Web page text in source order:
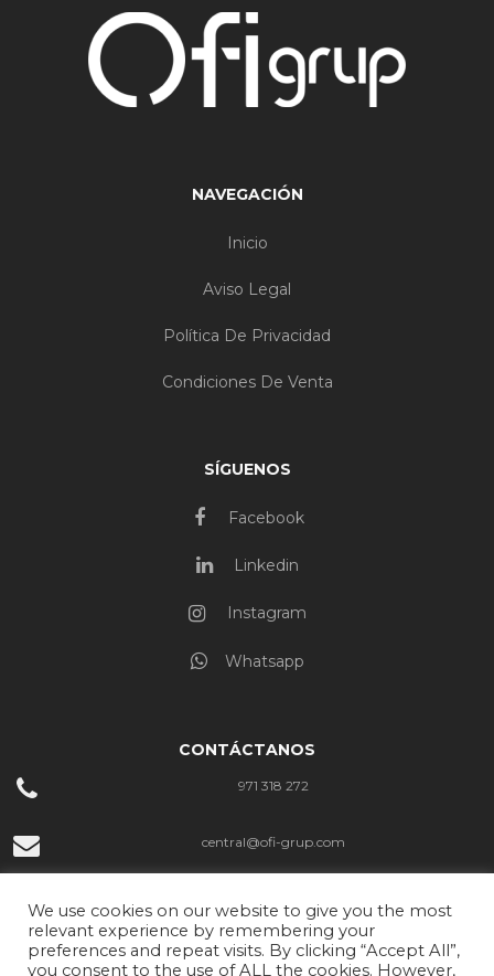
NAVEGACIÓN
Inicio
Aviso Legal
Política De Privacidad
Condiciones De Venta
SÍGUENOS
Facebook
Linkedin
Instagram
Whatsapp
CONTÁCTANOS
971 318 272
central@ofi-grup.com
07800 Ibiza
We use cookies on our website to give you the most
relevant experience by remembering your
preferences and repeat visits. By clicking “Accept All”,
you consent to the use of ALL the cookies. However,